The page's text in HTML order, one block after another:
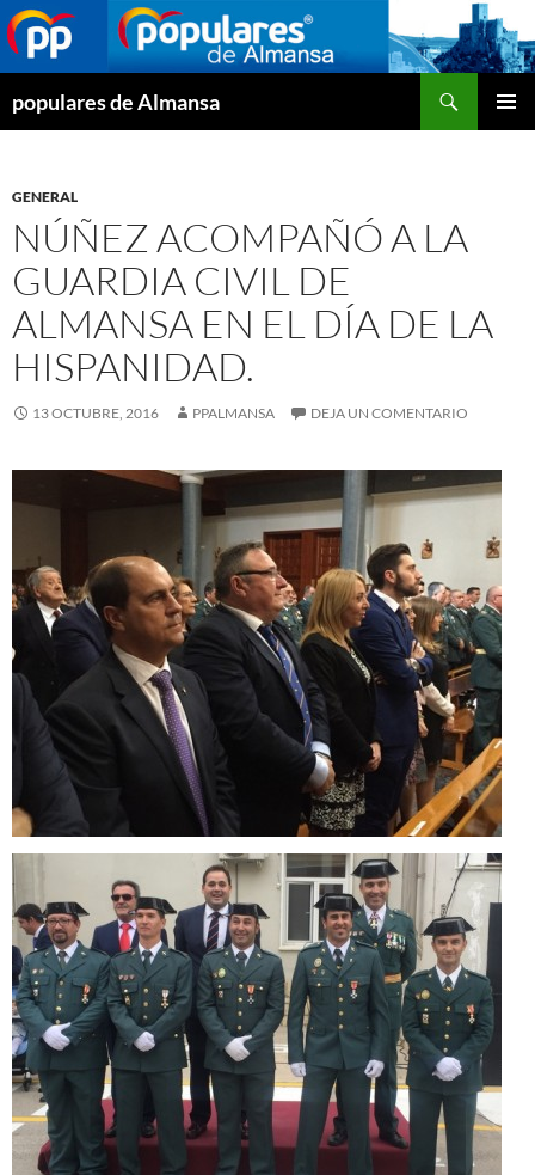
populares de Almansa
GENERAL
NÚÑEZ ACOMPAÑÓ A LA
GUARDIA CIVIL DE
ALMANSA EN EL DÍA DE LA
HISPANIDAD.
13 OCTUBRE, 2016 PPALMANSA DEJA UN COMENTARIO